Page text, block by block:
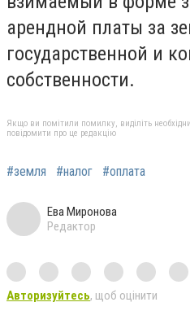
арендной платы за
государственной и
собственности.
Якщо ви помітили помилку, виділіть
повідомити про це редакцію
#земля #налог #оплата
Ева Миронова
Редактор
Авторизуйтесь, щоб оцінити